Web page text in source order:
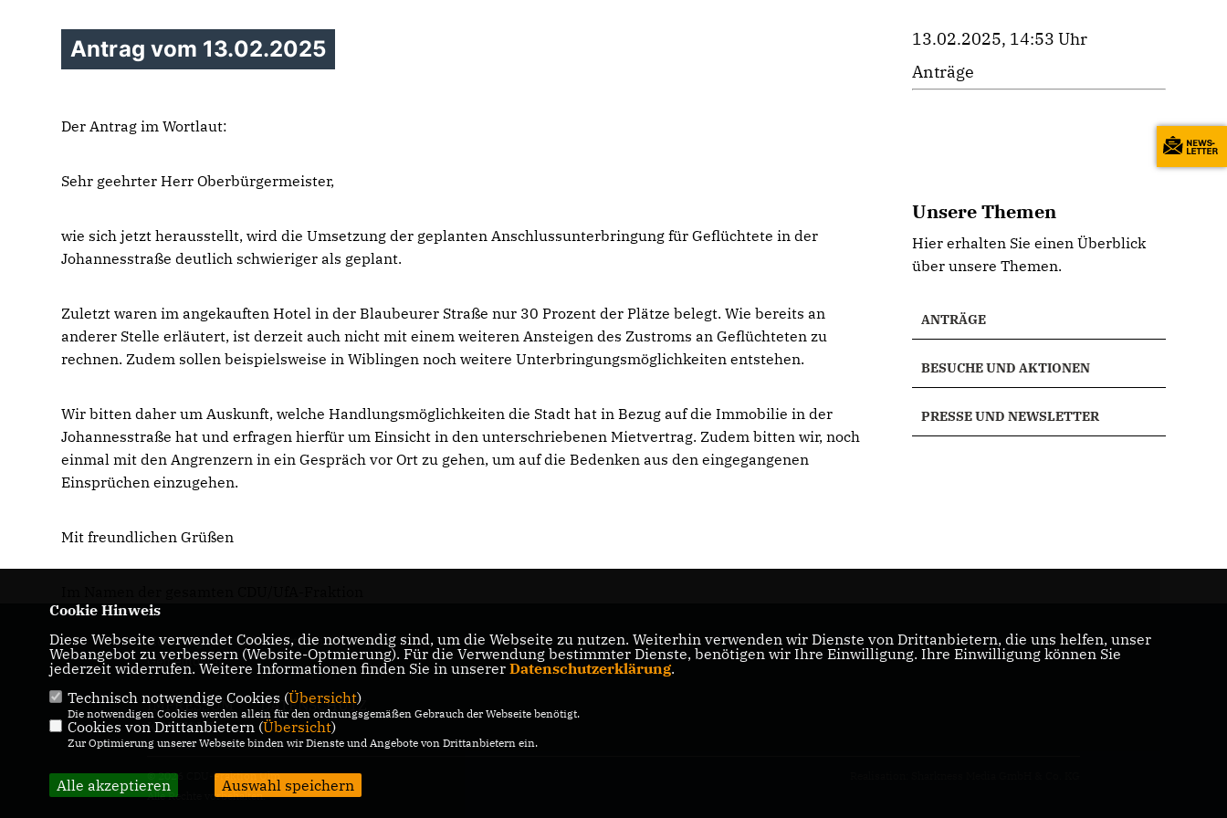
Antrag vom 13.02.2025
Der Antrag im Wortlaut:
Sehr geehrter Herr Oberbürgermeister,
wie sich jetzt herausstellt, wird die Umsetzung der geplanten Anschlussunterbringung für Geflüchtete in der
Johannesstraße deutlich schwieriger als geplant.
Zuletzt waren im angekauften Hotel in der Blaubeurer Straße nur 30 Prozent der Plätze belegt. Wie bereits an
anderer Stelle erläutert, ist derzeit auch nicht mit einem weiteren Ansteigen des Zustroms an Geflüchteten zu
rechnen. Zudem sollen beispielsweise in Wiblingen noch weitere Unterbringungsmöglichkeiten entstehen.
Wir bitten daher um Auskunft, welche Handlungsmöglichkeiten die Stadt hat in Bezug auf die Immobilie in der
Johannesstraße hat und erfragen hierfür um Einsicht in den unterschriebenen Mietvertrag. Zudem bitten wir, noch
einmal mit den Angrenzern in ein Gespräch vor Ort zu gehen, um auf die Bedenken aus den eingegangenen
Einsprüchen einzugehen.
Mit freundlichen Grüßen
13.02.2025, 14:53 Uhr
Anträge
Unsere Themen
Hier erhalten Sie einen Überblick
über unsere Themen.
ANTRÄGE
BESUCHE UND AKTIONEN
PRESSE UND NEWSLETTER
Homepage der CDU-Fraktion im Ulmer
Gemeinderat
IMPRESSUM
DATENSCHUTZ
KONTAKT
© 2026 CDU-Fraktion Ulm
Alle Rechte vorbehalten.
Cookie Hinweis
Diese Webseite verwendet Cookies, die notwendig sind, um die Webseite zu nutzen. Weiterhin verwenden wir Dienste von Drittanbietern, die uns helfen, unser
Webangebot zu verbessern (Website-Optmierung). Für die Verwendung bestimmter Dienste, benötigen wir Ihre Einwilligung. Ihre Einwilligung können Sie
jederzeit widerrufen. Weitere Informationen finden Sie in unserer Datenschutzerklärung.
Technisch notwendige Cookies (Übersicht)
Die notwendigen Cookies werden allein für den ordnungsgemäßen Gebrauch der Webseite benötigt.
Cookies von Drittanbietern (Übersicht)
Zur Optimierung unserer Webseite binden wir Dienste und Angebote von Drittanbietern ein.
Alle akzeptieren Auswahl speichern